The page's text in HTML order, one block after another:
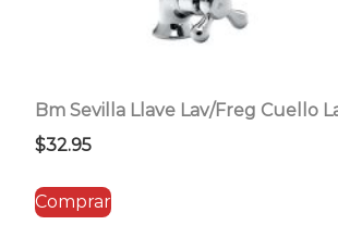
Bm Sevilla Llave Lav/Freg Cuello
$32.95
Comprar